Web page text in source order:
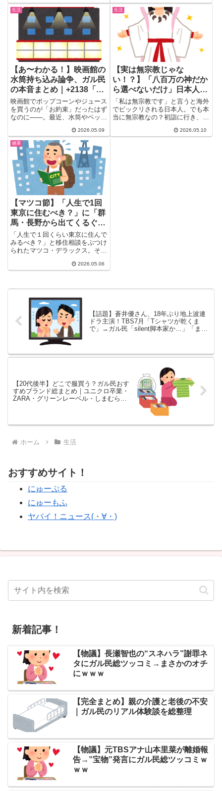
生活
【あ〜わかる！】映画館の
水筒持ち込み論争、ガル民
の本音まとめ｜+2138「水
筒くらいいいじゃん」
vs「ルール違反」の結論
は？
映画館でポップコーンやジュース
を買うのが「お約束」だったはず
なのに——。最近、水筒やペット
2026.05.09
生活
【実は無宗教じゃな
い！？】「八百万の神だか
ら選べないだけ」日本人の
宗教観がユニークすぎる｜
ガル民の本音まとめ
「私は無宗教です」と言うと海外
でビックリされる日本人。でも本
当に無宗教なの？初詣に行き、お
2026.05.10
健康
【マツコ節】「人生で1回
東京に住むべき？」に「群
馬・長野から出てくるぐら
いがちょうどいい」｜ガル
民の東京移住論争まとめ
「人生で１回くらい東京に住んで
みるべき？」と移住相談をぶつけ
られたマツコ・デラックス。その
2026.05.06
【話題】蒼井優さん、18年ぶり地上波連
ドラ主演！TBS7月「Tシャツが乾くま
で」→ガル民「silent脚本家か…」「また
【20代後半】どこで服買う？ガル民おす
すめブランド総まとめ｜ユニクロ卒業・
ZARA・グリーンレーベル・しまむら…
ホーム 生活
おすすめサイト！
にゅーぷる
にゅーもふ
ヤバイ！ニュース(・∀・)
新着記事！
【物議】長瀬智也の“スネハラ”謝罪ネ
タにガル民総ツッコミ→まさかのオチ
にｗｗｗ
【完全まとめ】親の介護と老後の不安
｜ガル民のリアル体験談を総整理
【物議】元TBSアナ山本里菜が離婚報
告→”宝物”発言にガル民総ツッコミｗ
ｗｗ